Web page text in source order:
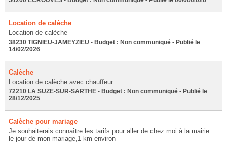
Location de calèche
Location de calèche
38230 TIGNIEU-JAMEYZIEU - Budget : Non communiqué - Publié le
14/02/2026
Calèche
Location de calèche avec chauffeur
72210 LA SUZE-SUR-SARTHE - Budget : Non communiqué - Publié le
28/12/2025
Calèche pour mariage
Je souhaiterais connaître les tarifs pour aller de chez moi à la mairie
le jour de mon mariage,1 km environ